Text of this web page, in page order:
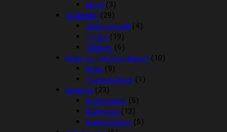
Mush (3)
Godbidder (29)
Græs og malt (4)
Treats (19)
Vådkost (6)
Huler og Transportkasser (10)
Huler (9)
Transportbure (1)
Hygiejne (23)
Kattebakker (5)
Kattegrus (12)
Kattetoiletter (5)